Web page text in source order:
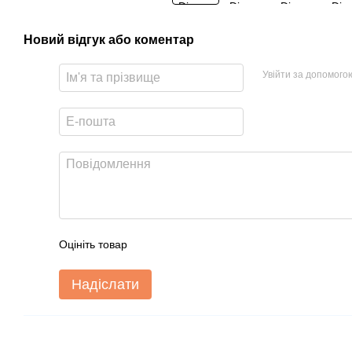
Новий відгук або коментар
Увійти за
Оцініть товар
Надіслати